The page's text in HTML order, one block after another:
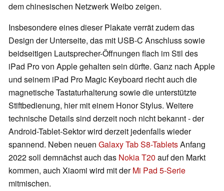
dem chinesischen Netzwerk Weibo zeigen.
Insbesondere eines dieser Plakate verrät zudem das
Design der Unterseite, das mit USB-C Anschluss sowie
beidseitigen Lautsprecher-Öffnungen flach im Stil des
iPad Pro von Apple gehalten sein dürfte. Ganz nach Apple
und seinem iPad Pro Magic Keyboard riecht auch die
magnetische Tastaturhalterung sowie die unterstützte
Stiftbedienung, hier mit einem Honor Stylus. Weitere
technische Details sind derzeit noch nicht bekannt - der
Android-Tablet-Sektor wird derzeit jedenfalls wieder
spannend. Neben neuen Galaxy Tab S8-TabletsAnfang
2022 soll demnächst auch das Nokia T20 auf den Markt
kommen, auch Xiaomi wird mit derMi Pad 5-Serie
mitmischen.